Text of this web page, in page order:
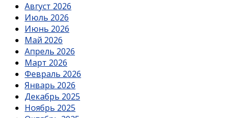
Август 2026
Июль 2026
Июнь 2026
Май 2026
Апрель 2026
Март 2026
Февраль 2026
Январь 2026
Декабрь 2025
Ноябрь 2025